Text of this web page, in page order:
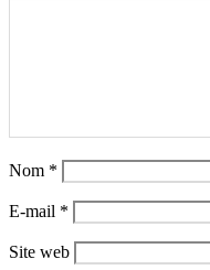
Nom *
E-mail *
Site web